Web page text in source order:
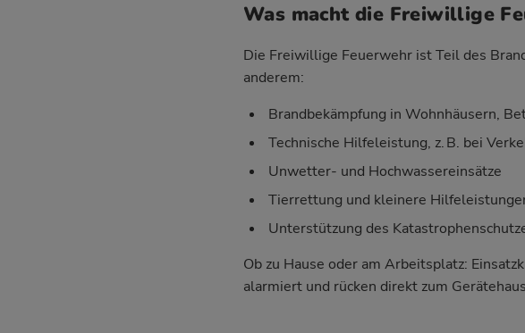
Was macht die Freiwillige
Die Freiwillige Feuerwehr ist Teil des
anderem:
Brandbekämpfung in Wohnhäusern,
Technische Hilfeleistung, z. B. bei
Unwetter- und Hochwassereinsätze
Tierrettung und kleinere
Unterstützung des
Ob zu Hause oder am Arbeitsplatz:
alarmiert und rücken direkt zum